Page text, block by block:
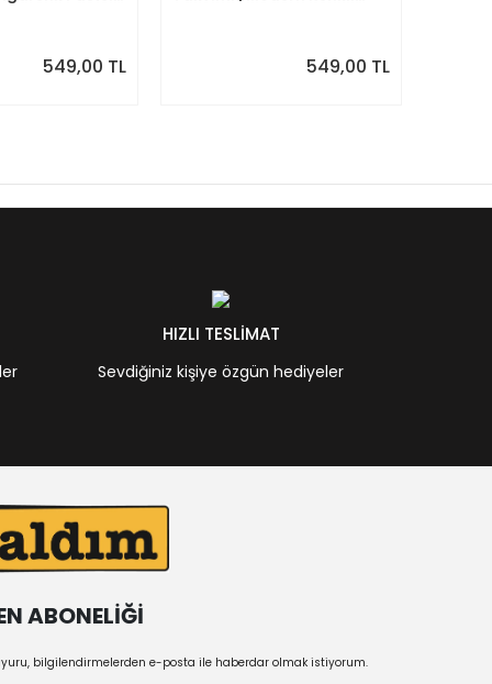
549,00 TL 549,00 TL
HIZLI TESLİMAT
Sevdiğiniz kişiye özgün hediyeler
ABONELİĞİ
bilgilendirmelerden e-posta ile haberdar olmak istiyorum.